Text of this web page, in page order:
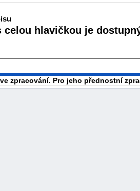
celou hlavičkou je
zpracování. Pro jeho přednostní